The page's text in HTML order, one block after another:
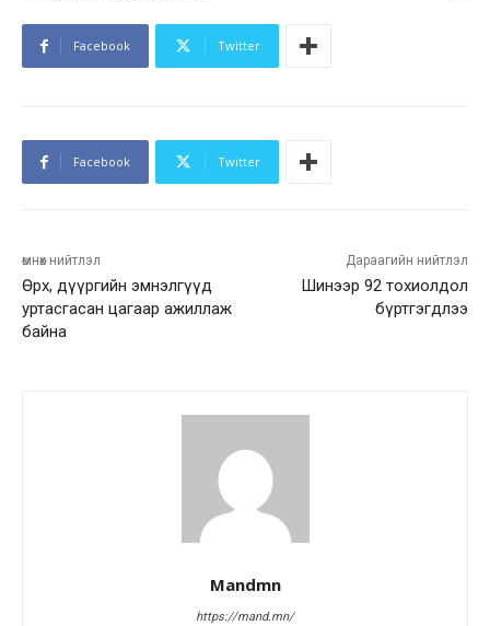
Facebook Twitter
Facebook Twitter
өмнөх нийтлэл
Өрх, дүүргийн эмнэлгүүд
уртасгасан цагаар ажиллаж
байна
Дараагийн нийтлэл
Шинээр 92 тохиолдол
бүртгэгдлээ
Mandmn
https://mand.mn/